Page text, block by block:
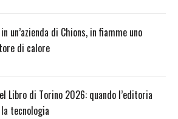
un’azienda di Chions, in fiamme uno
di calore
Libro di Torino 2026: quando l’editoria
tecnologia